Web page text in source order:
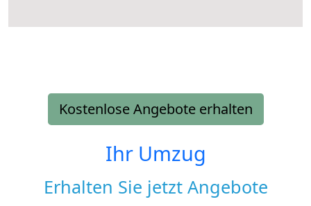
Kostenlose Angebote erhalten
Ihr Umzug
Erhalten Sie jetzt Angebote